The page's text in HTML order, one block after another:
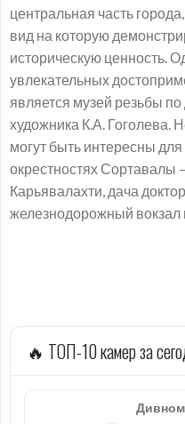
центральная часть
вид на которую
историческую ценность.
увлекательных
является музей резьбы
художника К.А. Гоголева.
могут быть интересны
окрестностях Сортавалы
Карьявалахти, дача
железнодорожный вокзал
🔥 ТОП-10 камер за